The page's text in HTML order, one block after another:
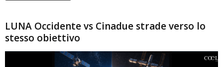
LUNA Occidente vs Cinadue strade verso lo
stesso obiettivo